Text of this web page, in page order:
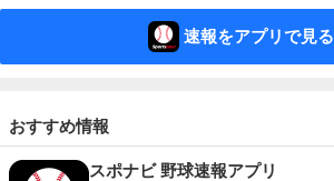
速報をアプリで見る
おすすめ情報
スポナビ 野球速報アプリ